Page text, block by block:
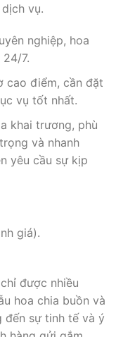
vụ.
nghiệp, hoa
7.
cao điểm, cần đặt
vụ tốt nhất.
khai trương, phù
và nhanh
yêu cầu sự kịp
giá).
được nhiều
hoa chia buồn và
đến sự tinh tế và ý